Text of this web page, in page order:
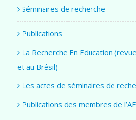
Séminaires de recherche
Publications
La Recherche En Education
et au Brésil)
Les actes de séminaires de
Publications des membres de